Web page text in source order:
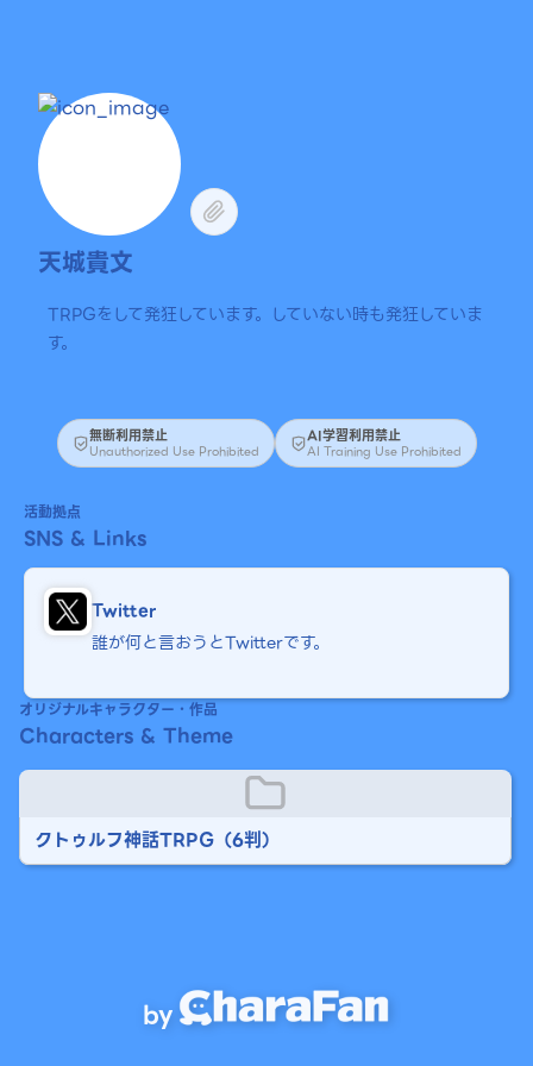
天城貴文
TRPGをして発狂しています。していない時も発狂していま
す。
無断利用禁止
Unauthorized Use Prohibited
AI学習利用禁止
AI Training Use Prohibited
活動拠点
SNS & Links
Twitter
誰が何と言おうとTwitterです。
オリジナルキャラクター・作品
Characters & Theme
クトゥルフ神話TRPG（6判）
by